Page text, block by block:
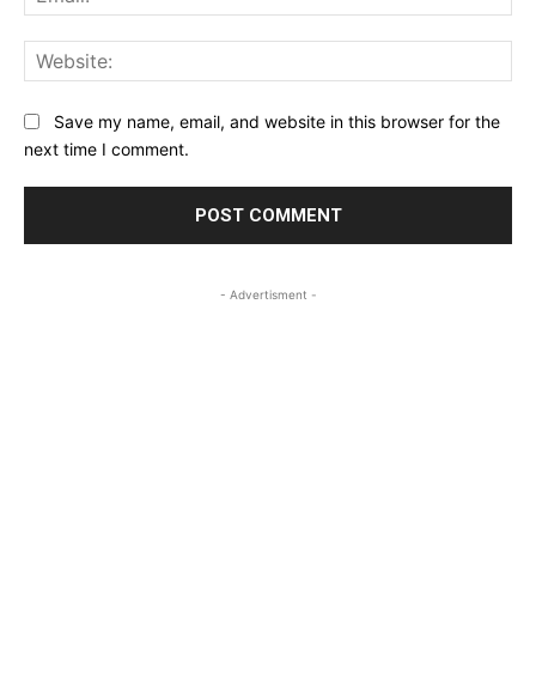
Save my name, email, and website in this browser for the
next time I comment.
- Advertisment -